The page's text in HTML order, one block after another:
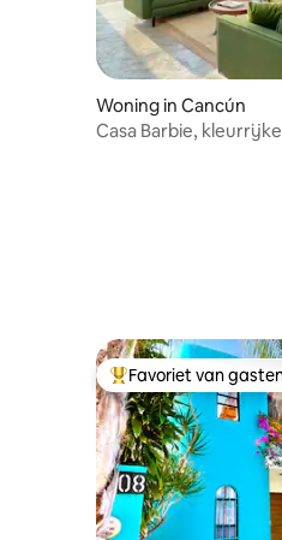
Woning in Cancún
Casa Barbie,
Topfavoriet van
Favoriet van